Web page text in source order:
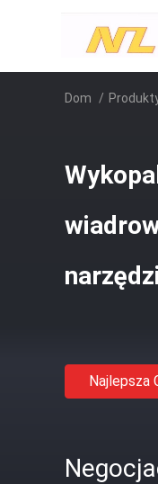
Dom /
Najlepsza